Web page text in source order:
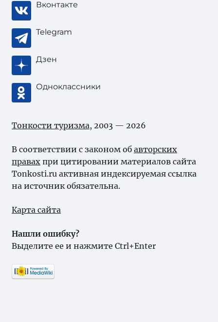
Вконтакте
Telegram
Дзен
Одноклассники
Тонкости туризма, 2003 — 2026
В соответствии с законом об авторских
правах при цитировании материалов сайта
Tonkosti.ru активная индексируемая ссылка
на источник обязательна.
Карта сайта
Нашли ошибку?
Выделите ее и нажмите Ctrl+Enter